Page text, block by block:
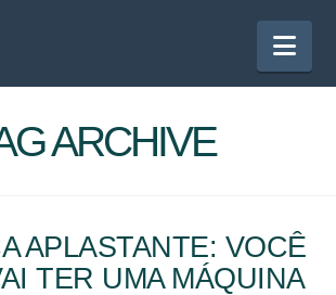
ARCHIVE
APLASTANTE: VOCÊ
TER UMA MÁQUINA